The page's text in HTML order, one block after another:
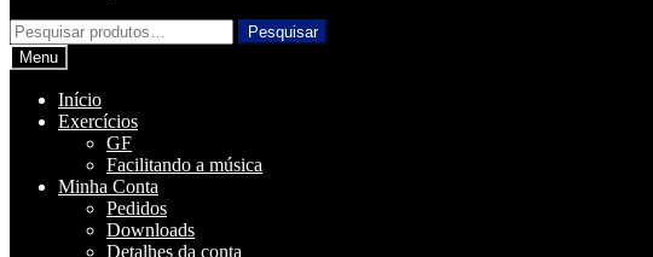
Pesquisar
por:
Pesquisar
Menu
Início
Exercícios
GF
Facilitando a música
Minha Conta
Pedidos
Downloads
Detalhes da conta